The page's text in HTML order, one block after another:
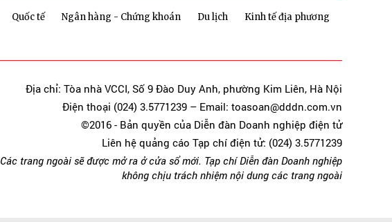
Quốc tế Ngân hàng - Chứng khoán Du lịch
Kinh tế địa phương
Địa chỉ: Tòa nhà VCCI, Số 9 Đào Duy Anh, phường Kim Liên, Hà Nội
Điện thoại (024) 3.5771239 – Email: toasoan@dddn.com.vn
©2016 - Bản quyền của Diễn đàn Doanh nghiệp điện tử
Liên hệ quảng cáo Tạp chí điện tử: (024) 3.5771239
Các trang ngoài sẽ được mở ra ở cửa sổ mới. Tạp chí Diễn đàn Doanh nghiệp
không chịu trách nhiệm nội dung các trang ngoài